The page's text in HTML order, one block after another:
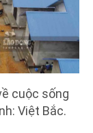
cuộc sống
Việt Bắc.